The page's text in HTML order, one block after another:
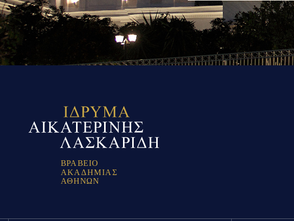
ΒΡΑ ΒΕΙΟ
ΑΚΑ ΔΗΜΙΑ Σ
ΑΘΗΝΩΝ